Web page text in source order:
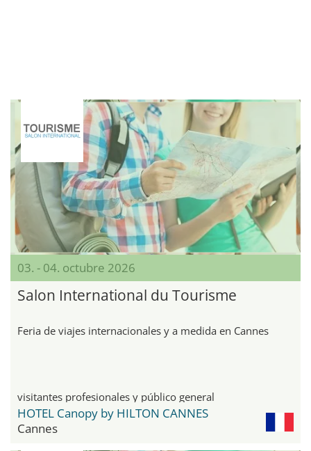
03. - 04. octubre 2026
Salon International du Tourisme
Feria de viajes internacionales y a medida en Cannes
visitantes profesionales y público general
HOTEL Canopy by HILTON CANNES
Cannes